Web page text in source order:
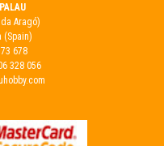
Aragó)
(Spain)
678
328 056